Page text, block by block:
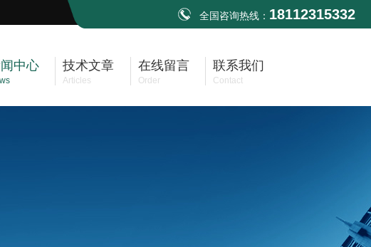
全国咨询热线： 18112315332
中心 技术文章
Articles
在线留言
Order
联系我们
Contact